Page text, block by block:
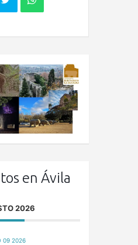
en Ávila
2026
09 2026